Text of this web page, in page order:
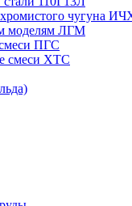
чугуна
моделям ЛГМ
ПГС
смеси ХТС